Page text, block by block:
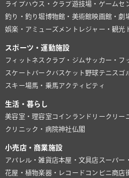
ライブハウス・クラブ遊技場・ゲームセ
釣り・釣り堀博物館・美術館映画館・劇
娯楽・アミューズメント レジャー・観光
スポーツ・運動施設
フィットネスクラブ・ジム サッカー・フ
スケートパーク バスケット 野球テニス ゴ
スキー場馬・乗馬アクティビティ
生活・暮らし
美容室・理容室 コインランドリー クリー
クリニック・病院神社仏閣
小売店・商業施設
アパレル・雑貨店本屋・文具店 スーパー
花屋・植物楽器・レコード コンビニ商店